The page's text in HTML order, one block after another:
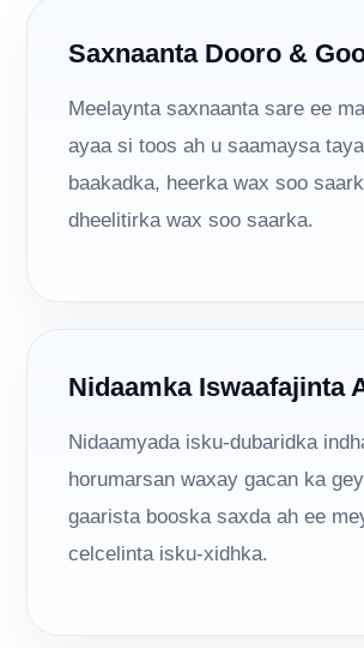
Saxnaanta Dooro &
Meelaynta saxnaanta sare ee
ayaa si toos ah u saamaysa
baakadka, heerka wax soo
dheelitirka wax soo saarka.
Nidaamka Iswaafajinta
Nidaamyada isku-dubaridka
horumarsan waxay gacan ka
gaarista booska saxda ah ee
celcelinta isku-xidhka.